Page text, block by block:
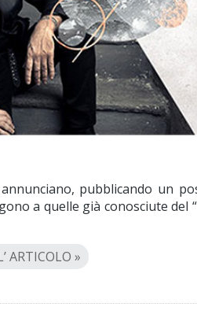
annunciano, pubblicando un
a quelle già conosciute del
ARTICOLO »